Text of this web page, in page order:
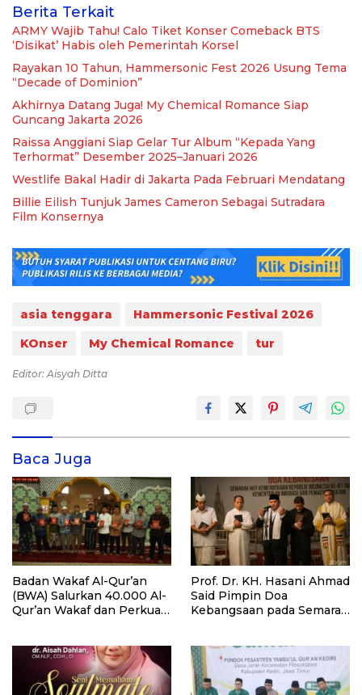
Berita Terkait
ARMY Wajib Tahu! Calo Tiket Konser Comeback BTS
‘Disikat’ Habis oleh Pemerintah Korsel
Rayakan 10 Tahun, Hammersonic Fest 2026 Usung Tema
“Decade of Dominion”
Akhirnya Datang Juga! My Chemical Romance Siap
Guncang Jakarta 2026
Raissa Anggiani Siap Gelar Tur Album “Kepada Yang
Terhormat” Desember 2025–Januari 2026
Westlife Bakal Hadir di Jakarta Pada Februari Mendatang
Billie Eilish Tunjuk James Cameron Sebagai Sutradara
Film Konsernya
asia tenggara
Hammersonic Festival 2026
KOnser
My Chemical Romance tur
Editor: Aisyah Ditta
Baca Juga
Badan Wakaf Al-Qur’an
(BWA) Salurkan 40.000 Al-
Qur’an Wakaf dan Perkuat
Prof. Dr. KH. Hasani Ahmad
Said Pimpin Doa
Kebangsaan pada Semarak
dan Pemasyarakatan RI